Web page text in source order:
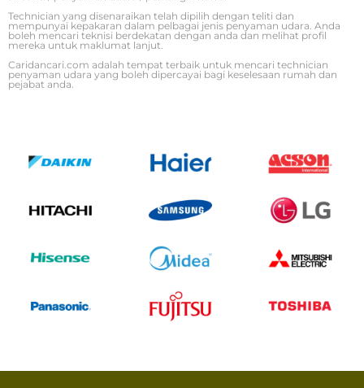
Technician yang disenaraikan telah dipilih dengan teliti dan
mempunyai kepakaran dalam pelbagai jenis penyaman udara. Anda
boleh mencari teknisi berdekatan dengan anda dan melihat profil
mereka untuk maklumat lanjut.
Caridancari.com adalah tempat terbaik untuk mencari technician
penyaman udara yang boleh dipercayai bagi keselesaan rumah dan
pejabat anda.